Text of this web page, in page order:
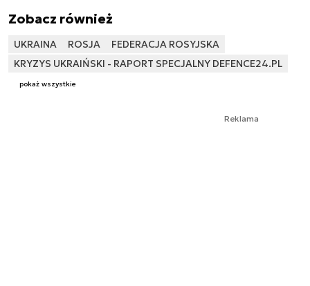
Zobacz również
UKRAINA ROSJA
FEDERACJA ROSYJSKA
KRYZYS UKRAIŃSKI - RAPORT SPECJALNY DEFENCE24.PL
pokaż wszystkie
Reklama